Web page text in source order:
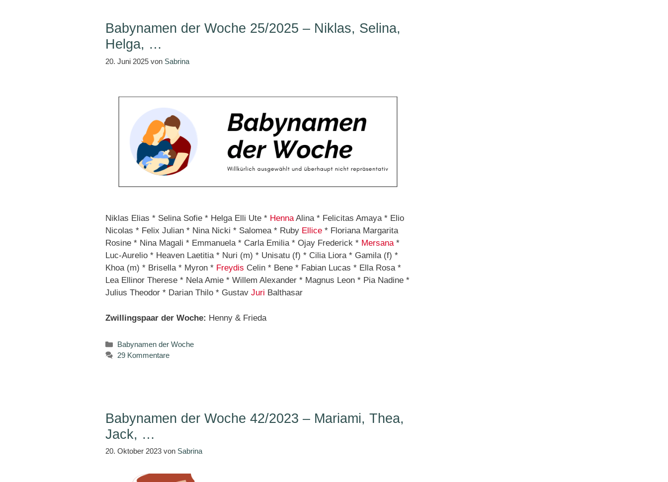
Babynamen der Woche 25/2025 – Niklas, Selina,
Helga, …
20. Juni 2025 von Sabrina
Niklas Elias * Selina Sofie * Helga Elli Ute * HennaAlina * Felicitas Amaya * Elio
Nicolas * Felix Julian * Nina Nicki * Salomea * Ruby Ellice * Floriana Margarita
Rosine * Nina Magali * Emmanuela * Carla Emilia * Ojay Frederick * Mersana*
Luc-Aurelio * Heaven Laetitia * Nuri (m) * Unisatu (f) * Cilia Liora * Gamila (f) *
Khoa (m) * Brisella * Myron * Freydis Celin * Bene * Fabian Lucas * Ella Rosa *
Lea Ellinor Therese * Nela Amie * Willem Alexander * Magnus Leon * Pia Nadine *
Julius Theodor * Darian Thilo * Gustav Juri Balthasar
Zwillingspaar der Woche: Henny & Frieda
Kategorien
Babynamen der Woche
29 Kommentare
Babynamen der Woche 42/2023 – Mariami, Thea,
Jack, …
20. Oktober 2023 von Sabrina